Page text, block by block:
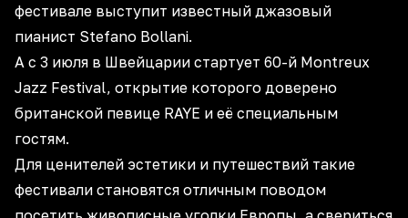
фестивале выступит известный джазовый
пианист Stefano Bollani.
А с 3 июля в Швейцарии стартует 60-й Montreux
Jazz Festival, открытие которого доверено
британской певице RAYE и её специальным
гостям.
Для ценителей эстетики и путешествий такие
фестивали становятся отличным поводом